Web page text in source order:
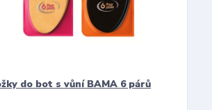
do bot s vůní BAMA 6 párů